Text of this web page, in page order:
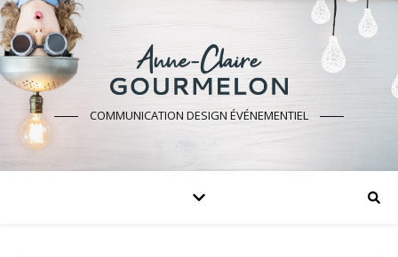
COMMUNICATION DESIGN ÉVÉNEMENTIEL